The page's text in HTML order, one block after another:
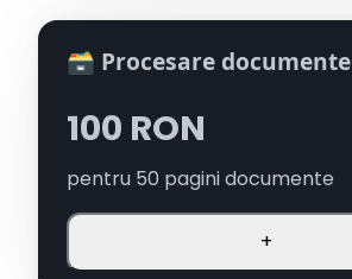
🗃️ Procesare documente
100 RON
pentru 50 pagini documente
+